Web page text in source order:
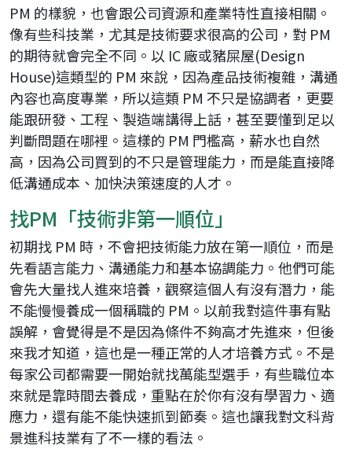
PM 的樣貌，也會跟公司資源和產業特性直接相關。
像有些科技業，尤其是技術要求很高的公司，對 PM
的期待就會完全不同。以 IC 廠或豬屎屋(Design
House)這類型的 PM 來說，因為產品技術複雜，溝通
內容也高度專業，所以這類 PM 不只是協調者，更要
能跟研發、工程、製造端講得上話，甚至要懂到足以
判斷問題在哪裡。這樣的 PM 門檻高，薪水也自然
高，因為公司買到的不只是管理能力，而是能直接降
低溝通成本、加快決策速度的人才。
找PM「技術非第一順位」
初期找 PM 時，不會把技術能力放在第一順位，而是
先看語言能力、溝通能力和基本協調能力。他們可能
會先大量找人進來培養，觀察這個人有沒有潛力，能
不能慢慢養成一個稱職的 PM。以前我對這件事有點
誤解，會覺得是不是因為條件不夠高才先進來，但後
來我才知道，這也是一種正常的人才培養方式。不是
每家公司都需要一開始就找萬能型選手，有些職位本
來就是靠時間去養成，重點在於你有沒有學習力、適
應力，還有能不能快速抓到節奏。這也讓我對文科背
景進科技業有了不一樣的看法。